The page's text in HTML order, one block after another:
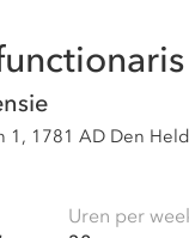
1, 1781 AD Den
Uren per